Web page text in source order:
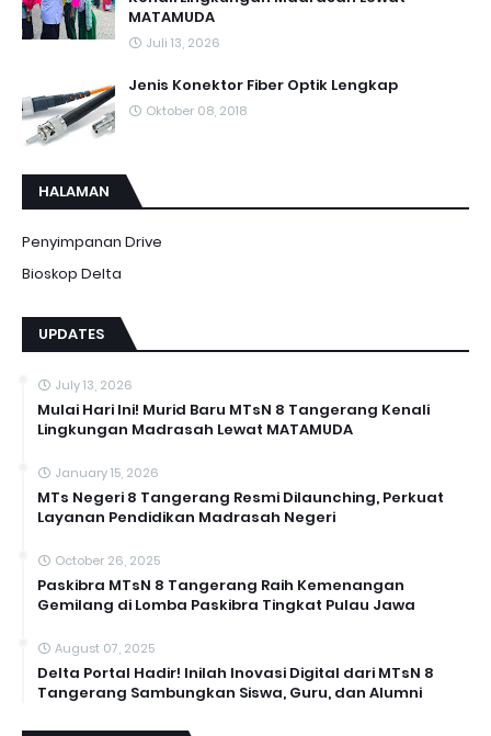
MATAMUDA
Juli 13, 2026
Jenis Konektor Fiber Optik Lengkap
Oktober 08, 2018
HALAMAN
Penyimpanan Drive
Bioskop Delta
UPDATES
July 13, 2026
Mulai Hari Ini! Murid Baru MTsN 8 Tangerang Kenali
Lingkungan Madrasah Lewat MATAMUDA
January 15, 2026
MTs Negeri 8 Tangerang Resmi Dilaunching, Perkuat
Layanan Pendidikan Madrasah Negeri
October 26, 2025
Paskibra MTsN 8 Tangerang Raih Kemenangan
Gemilang di Lomba Paskibra Tingkat Pulau Jawa
August 07, 2025
Delta Portal Hadir! Inilah Inovasi Digital dari MTsN 8
Tangerang Sambungkan Siswa, Guru, dan Alumni